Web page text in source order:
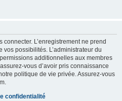
L’enregistrement ne prend
possibilités. L’administrateur du
additionnelles aux membres
vous d’avoir pris connaissance
politique de vie privée. Assurez-vous
confidentialité